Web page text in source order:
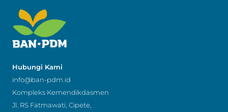
Hubungi Kami
info@ban-pdm.id
Kompleks Kemendikdasmen
Jl. RS Fatmawati, Cipete,